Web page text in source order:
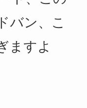
バン、こ
ますよ